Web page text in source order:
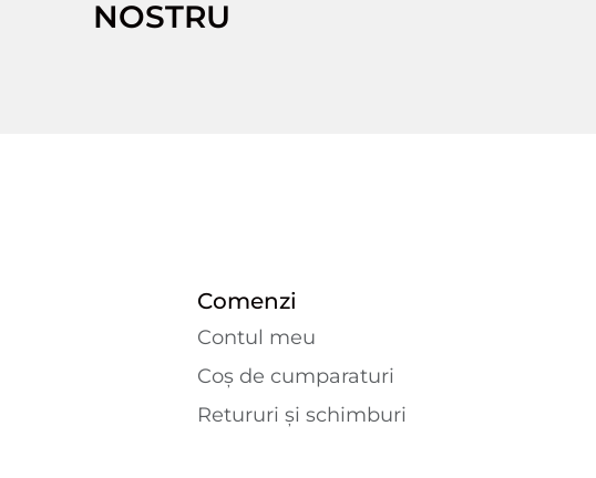
NOSTRU
Comenzi
Contul meu
Coș de cumparaturi
Retururi și schimburi